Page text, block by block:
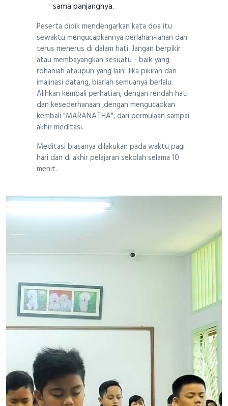
sama panjangnya.
Peserta didik mendengarkan kata doa itu
sewaktu mengucapkannya perlahan-lahan dan
terus menerus di dalam hati. Jangan berpikir
atau membayangkan sesuatu - baik yang
rohaniah ataupun yang lain. Jika pikiran dan
imajinasi datang, biarlah semuanya berlalu.
Alihkan kembali perhatian, dengan rendah hati
dan kesederhanaan ,dengan mengucapkan
kembali "MARANATHA", dari permulaan sampai
akhir meditasi.
Meditasi biasanya dilakukan pada waktu pagi
hari dan di akhir pelajaran sekolah selama 10
menit.